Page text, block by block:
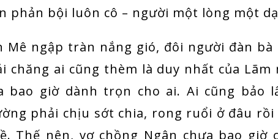
phản bội luôn cô – người một lòng một
Mê ngập tràn nắng gió, đôi người đàn bà
chăng ai cũng thèm là duy nhất của
bao giờ dành trọn cho ai. Ai cũng bảo
phải chịu sớt chia, rong ruổi ở đâu rồi
Thế nên, vợ chồng Ngân chưa bao giờ